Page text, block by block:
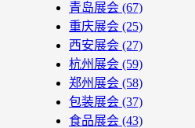
青岛展会 (67)
重庆展会 (25)
西安展会 (27)
杭州展会 (59)
郑州展会 (58)
包装展会 (37)
食品展会 (43)